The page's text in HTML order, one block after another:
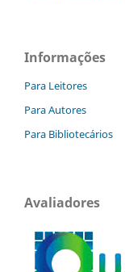
Informações
Para Leitores
Para Autores
Para Bibliotecários
Avaliadores